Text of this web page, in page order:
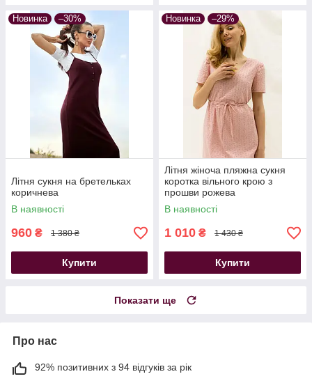
Новинка –30%
Літня сукня на бретельках
коричнева
В наявності
960 ₴ 1 380 ₴
Купити
Новинка –29%
Літня жіноча пляжна сукня
коротка вільного крою з
прошви рожева
В наявності
1 010 ₴ 1 430 ₴
Купити
Показати ще
Про нас
92% позитивних з 94 відгуків за рік